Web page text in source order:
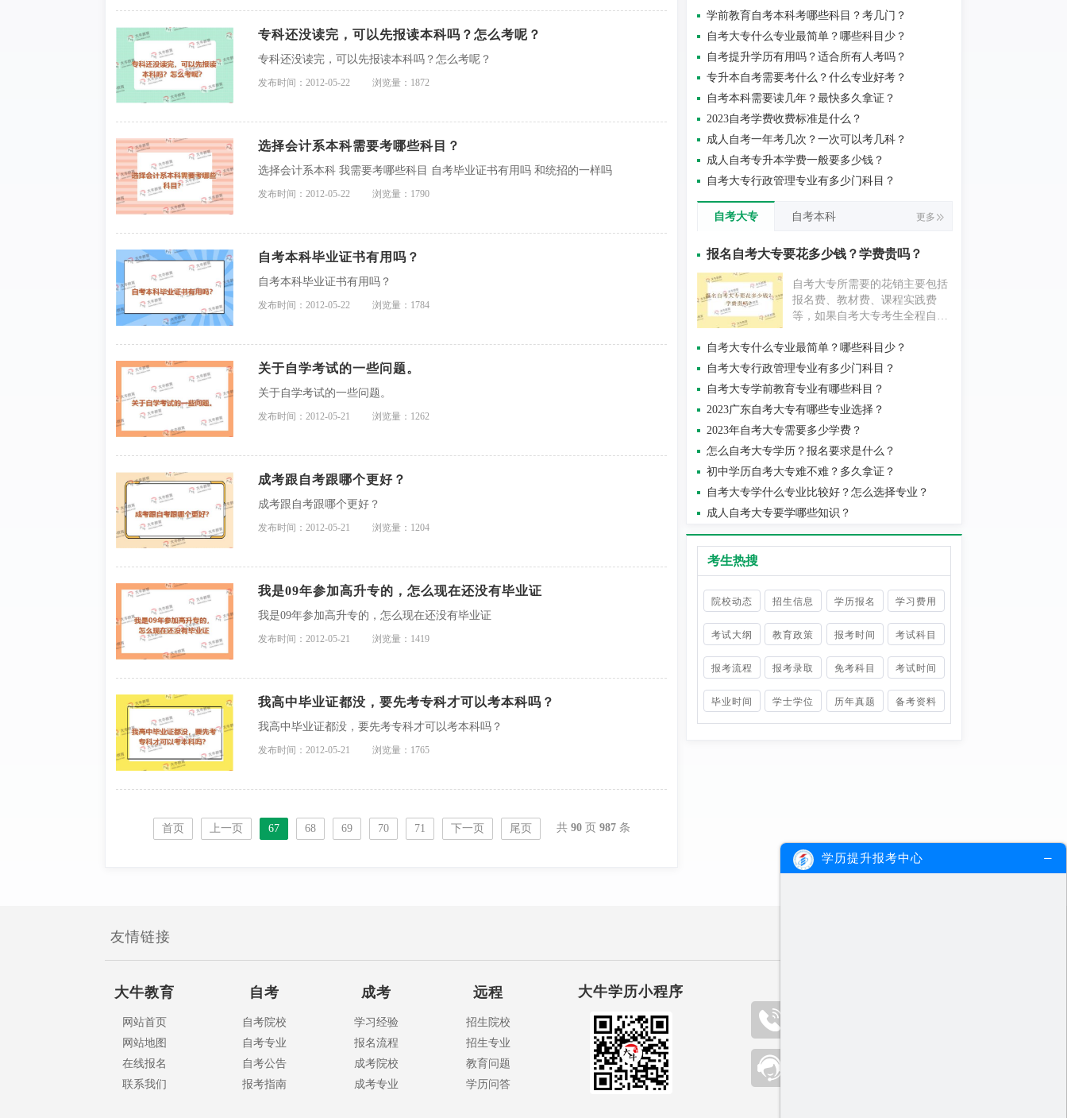
专科还没读完，可以先报读本科吗？怎么考呢？
专科还没读完，可以先报读本科吗？怎么考呢？
发布时间：2012-05-22 浏览量：1872
选择会计系本科需要考哪些科目？
选择会计系本科 我需要考哪些科目 自考毕业证书有用吗 和统招的一样吗
发布时间：2012-05-22 浏览量：1790
自考本科毕业证书有用吗？
自考本科毕业证书有用吗？
发布时间：2012-05-22 浏览量：1784
关于自学考试的一些问题。
关于自学考试的一些问题。
发布时间：2012-05-21 浏览量：1262
成考跟自考跟哪个更好？
成考跟自考跟哪个更好？
发布时间：2012-05-21 浏览量：1204
我是09年参加高升专的，怎么现在还没有毕业证
我是09年参加高升专的，怎么现在还没有毕业证
发布时间：2012-05-21 浏览量：1419
我高中毕业证都没，要先考专科才可以考本科吗？
我高中毕业证都没，要先考专科才可以考本科吗？
发布时间：2012-05-21 浏览量：1765
首页 上一页 67 68 69 70 71 下一页 尾页 共 90 页 987 条
费1000元左右；如果自考大专考
生报考辅导机构，花费则要更贵
实际当地消费水平为准。
学前教育自考本科考哪些科目？考几门？
自考大专什么专业最简单？哪些科目少？
自考提升学历有用吗？适合所有人考吗？
专升本自考需要考什么？什么专业好考？
自考本科需要读几年？最快多久拿证？
2023自考学费收费标准是什么？
成人自考一年考几次？一次可以考几科？
成人自考专升本学费一般要多少钱？
自考大专行政管理专业有多少门科目？
自考大专 自考本科 更多
报名自考大专要花多少钱？学费贵吗？
自考大专所需要的花销主要包括
报名费、教材费、课程实践费
等，如果自考大专考生全程自学
费1000元左右；如果自考大专考
生报考辅导机构，花费则要更贵
实际当地消费水平为准。
自考大专什么专业最简单？哪些科目少？
自考大专行政管理专业有多少门科目？
自考大专学前教育专业有哪些科目？
2023广东自考大专有哪些专业选择？
2023年自考大专需要多少学费？
怎么自考大专学历？报名要求是什么？
初中学历自考大专难不难？多久拿证？
自考大专学什么专业比较好？怎么选择专业？
成人自考大专要学哪些知识？
考生热搜
院校动态 招生信息 学历报名 学习费用
考试大纲 教育政策 报考时间 考试科目
报考流程 报考录取 免考科目 考试时间
毕业时间 学士学位 历年真题 备考资料
友情链接
大牛教育
网站首页
网站地图
在线报名
联系我们
自考
自考院校
自考专业
自考公告
报考指南
成考
学习经验
报名流程
成考院校
成考专业
远程
招生院校
招生专业
教育问题
学历问答
大牛学历小程序
学历提升报考中心